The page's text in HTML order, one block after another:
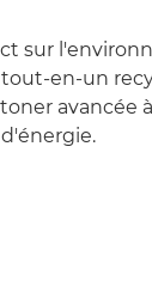
sur
en-un
avancée